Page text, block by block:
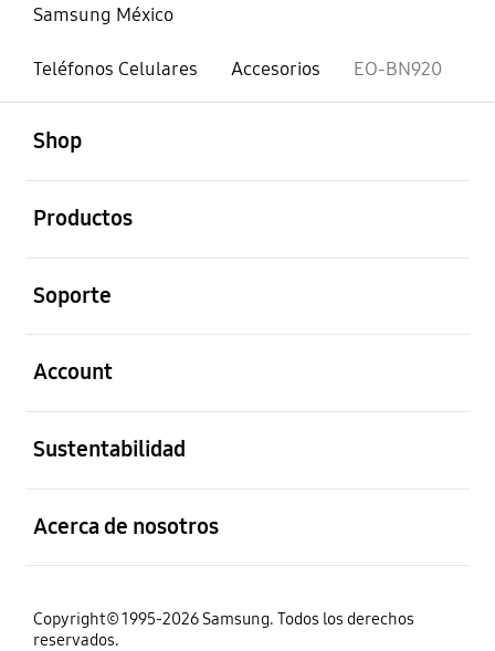
Samsung México
Teléfonos Celulares Accesorios EO-BN920
Shop
Productos
Soporte
Account
Sustentabilidad
Acerca de nosotros
Copyright© 1995-2026 Samsung. Todos los derechos
reservados.